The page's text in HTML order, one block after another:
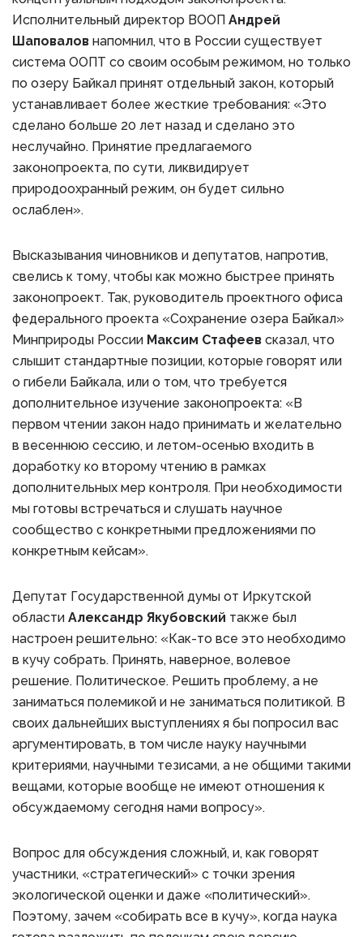
Исполнительный директор ВООП Андрей
Шаповалов напомнил, что в России существует
система ООПТ со своим особым режимом, но только
по озеру Байкал принят отдельный закон, который
устанавливает более жесткие требования: «Это
сделано больше 20 лет назад и сделано это
неслучайно. Принятие предлагаемого
законопроекта, по сути, ликвидирует
природоохранный режим, он будет сильно
ослаблен».
Высказывания чиновников и депутатов, напротив,
свелись к тому, чтобы как можно быстрее принять
законопроект. Так, руководитель проектного офиса
федерального проекта «Сохранение озера Байкал»
Минприроды России Максим Стафеев сказал, что
слышит стандартные позиции, которые говорят или
о гибели Байкала, или о том, что требуется
дополнительное изучение законопроекта: «В
первом чтении закон надо принимать и желательно
в весеннюю сессию, и летом-осенью входить в
доработку ко второму чтению в рамках
дополнительных мер контроля. При необходимости
мы готовы встречаться и слушать научное
сообщество с конкретными предложениями по
конкретным кейсам».
Депутат Государственной думы от Иркутской
области Александр Якубовский также был
настроен решительно: «Как-то все это необходимо
в кучу собрать. Принять, наверное, волевое
решение. Политическое. Решить проблему, а не
заниматься полемикой и не заниматься политикой. В
своих дальнейших выступлениях я бы попросил вас
аргументировать, в том числе науку научными
критериями, научными тезисами, а не общими такими
вещами, которые вообще не имеют отношения к
обсуждаемому сегодня нами вопросу».
Вопрос для обсуждения сложный, и, как говорят
участники, «стратегический» с точки зрения
экологической оценки и даже «политический».
Поэтому, зачем «собирать все в кучу», когда наука